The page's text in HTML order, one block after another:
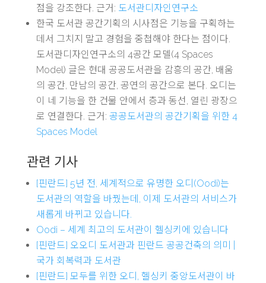
점을 강조한다. 근거: 도서관디자인연구소
한국 도서관 공간기획의 시사점은 기능을 구획하는
데서 그치지 말고 경험을 중첩해야 한다는 점이다.
도서관디자인연구소의 4공간 모델(4 Spaces
Model) 글은 현대 공공도서관을 감흥의 공간, 배움
의 공간, 만남의 공간, 공연의 공간으로 본다. 오디는
이 네 기능을 한 건물 안에서 층과 동선, 열린 광장으
로 연결한다. 근거: 공공도서관의 공간기획을 위한 4
Spaces Model
관련 기사
[핀란드] 5년 전, 세계적으로 유명한 오디(Oodi)는
도서관의 역할을 바꿨는데, 이제 도서관의 서비스가
새롭게 바뀌고 있습니다.
Oodi – 세계 최고의 도서관이 헬싱키에 있습니다
[핀란드] 오오디 도서관과 핀란드 공공건축의 의미 |
국가 회복력과 도서관
[핀란드] 모두를 위한 오디, 헬싱키 중앙도서관이 바